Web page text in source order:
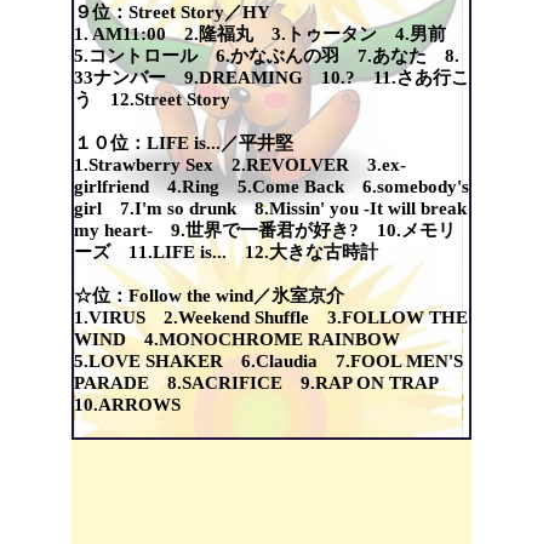
９位：Street Story／HY
1. AM11:00 2.隆福丸 3.トゥータン 4.男前
5.コントロール 6.かなぶんの羽 7.あなた 8.
33ナンバー 9.DREAMING 10.? 11.さあ行こ
う 12.Street Story
１０位：LIFE is...／平井堅
1.Strawberry Sex 2.REVOLVER 3.ex-
girlfriend 4.Ring 5.Come Back 6.somebody's
girl 7.I'm so drunk 8.Missin' you -It will break
my heart- 9.世界で一番君が好き? 10.メモリ
ーズ 11.LIFE is... 12.大きな古時計
☆位：Follow the wind／氷室京介
1.VIRUS 2.Weekend Shuffle 3.FOLLOW THE
WIND 4.MONOCHROME RAINBOW
5.LOVE SHAKER 6.Claudia 7.FOOL MEN'S
PARADE 8.SACRIFICE 9.RAP ON TRAP
10.ARROWS